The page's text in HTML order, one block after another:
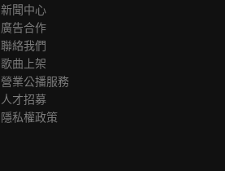
新聞中心
廣告合作
聯絡我們
歌曲上架
營業公播服務
人才招募
隱私權政策